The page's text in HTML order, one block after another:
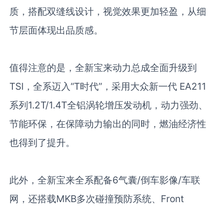
质，搭配双缝线设计，视觉效果更加轻盈，从细
节层面体现出品质感。
值得注意的是，全新宝来动力总成全面升级到
TSI ，全系迈入“T时代”，采用大众新一代 EA211
系列1.2T/1.4T全铝涡轮增压发动机，动力强劲、
节能环保，在保障动力输出的同时，燃油经济性
也得到了提升。
此外，全新宝来全系配备6气囊/倒车影像/车联
网，还搭载MKB多次碰撞预防系统、 Front